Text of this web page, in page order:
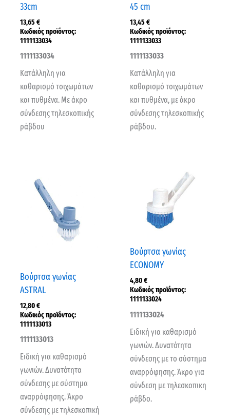
33cm
13,65€
Κωδικός προϊόντος:
1111133034
1111133034
Κατάλληλη για
καθαρισμό τοιχωμάτων
και πυθμένα. Με άκρο
σύνδεσης τηλεσκοπικής
ράβδου
45 cm
13,45€
Κωδικός προϊόντος:
1111133033
1111133033
Κατάλληλη για
καθαρισμό τοιχωμάτων
και πυθμένα, με άκρο
σύνδεσης τηλεσκοπικής
ράβδου.
Βούρτσα γωνίας
ASTRAL
12,80€
Κωδικός προϊόντος:
1111133013
1111133013
Ειδική για καθαρισμό
γωνιών. Δυνατότητα
σύνδεσης με σύστημα
αναρρόφησης. Άκρο
σύνδεσης με τηλεσκοπική
Βούρτσα γωνίας
ECONOMY
4,80€
Κωδικός προϊόντος:
1111133024
1111133024
Ειδική για καθαρισμό
γωνιών. Δυνατότητα
σύνδεσης με το σύστημα
αναρρόφησης. Άκρο για
σύνδεση με τηλεσκοπικη
ράβδο.